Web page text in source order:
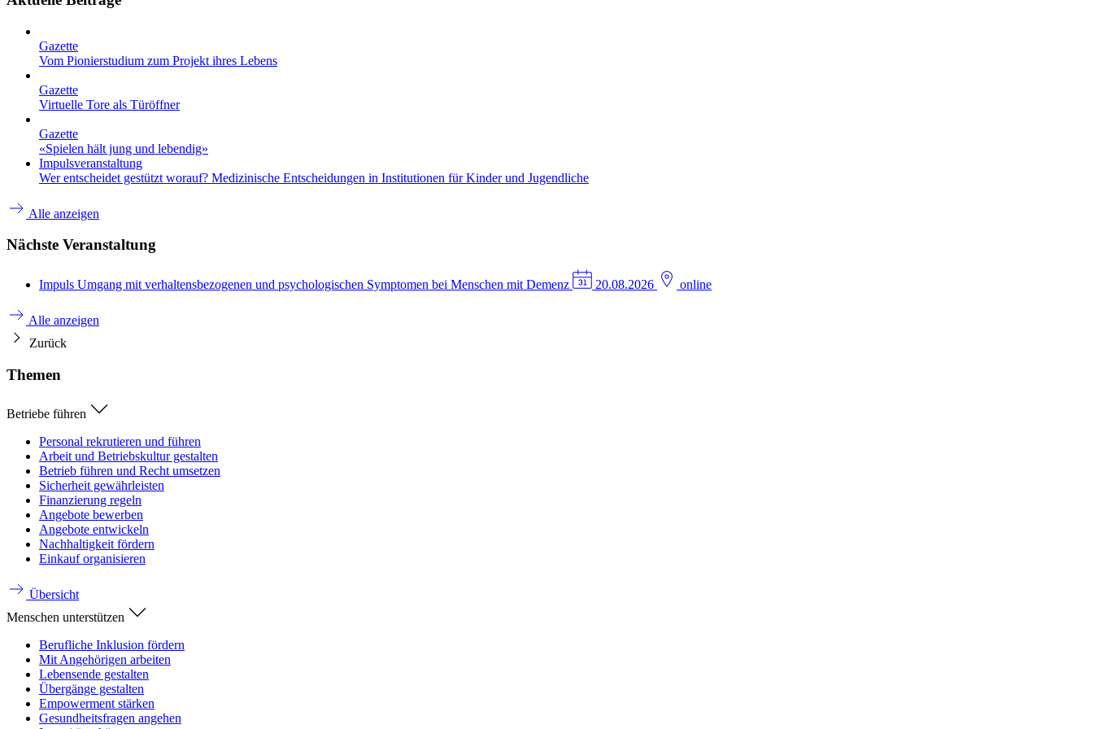
Gazette
Vom Pionierstudium zum Projekt ihres Lebens
Gazette
Virtuelle Tore als Türöffner
Gazette
«Spielen hält jung und lebendig»
Impulsveranstaltung
Wer entscheidet gestützt worauf? Medizinische Entscheidungen in Institutionen für Kinder und Jugendliche
Alle anzeigen
Nächste Veranstaltung
Impuls Umgang mit verhaltensbezogenen und psychologischen Symptomen bei Menschen mit Demenz 20.08.2026 online
Alle anzeigen
Zurück
Themen
Betriebe führen
Personal rekrutieren und führen
Arbeit und Betriebskultur gestalten
Betrieb führen und Recht umsetzen
Sicherheit gewährleisten
Finanzierung regeln
Angebote bewerben
Angebote entwickeln
Nachhaltigkeit fördern
Einkauf organisieren
Übersicht
Menschen unterstützen
Berufliche Inklusion fördern
Mit Angehörigen arbeiten
Lebensende gestalten
Übergänge gestalten
Empowerment stärken
Gesundheitsfragen angehen